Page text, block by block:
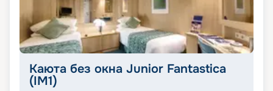
Каюта без окна Junior Fantastica
(IM1)